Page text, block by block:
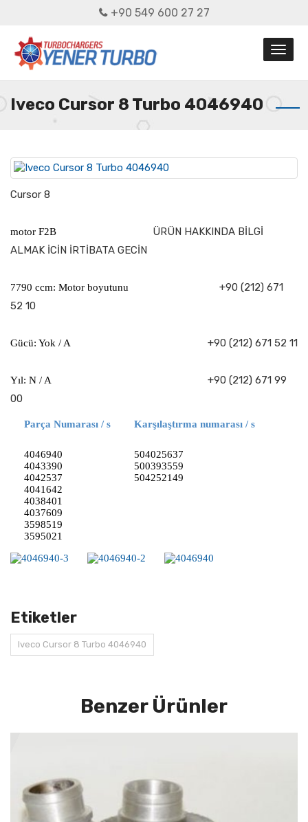
+90 549 600 27 27
Iveco Cursor 8 Turbo 4046940
Cursor 8
motor F2B ÜRÜN HAKKINDA BİLGİ
ALMAK İCİN İRTİBATA GECİN
7790 ccm: Motor boyutunu +90 (212) 671
52 10
Gücü: Yok / A +90 (212) 671 52 11
Yıl: N / A +90 (212) 671 99
00
Parça Numarası / s
4046940
4043390
4042537
4041642
4038401
4037609
3598519
3595021
Karşılaştırma numarası / s
504025637
500393559
504252149
Etiketler
Iveco Cursor 8 Turbo 4046940
Benzer Ürünler